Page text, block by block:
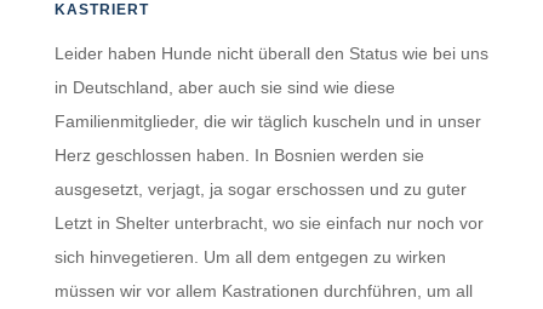
KASTRIERT
Leider haben Hunde nicht überall den Status wie bei uns
in Deutschland, aber auch sie sind wie diese
Familienmitglieder, die wir täglich kuscheln und in unser
Herz geschlossen haben. In Bosnien werden sie
ausgesetzt, verjagt, ja sogar erschossen und zu guter
Letzt in Shelter unterbracht, wo sie einfach nur noch vor
sich hinvegetieren. Um all dem entgegen zu wirken
müssen wir vor allem Kastrationen durchführen, um all